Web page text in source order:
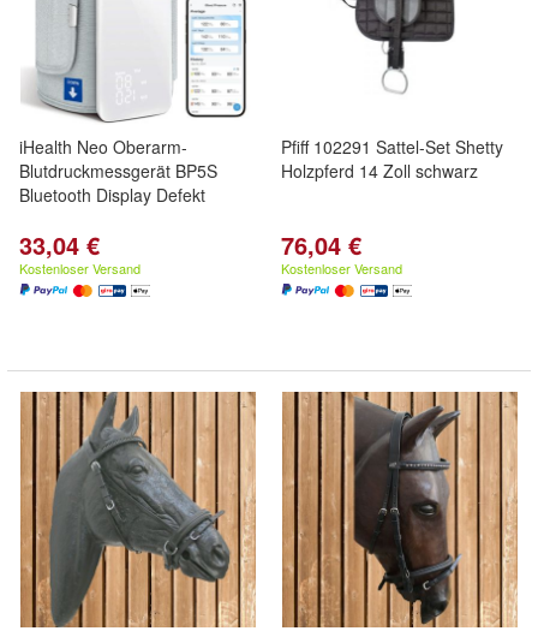
iHealth Neo Oberarm-
Blutdruckmessgerät BP5S
Bluetooth Display Defekt
33,04 €
Kostenloser Versand
Pfiff 102291 Sattel-Set Shetty
Holzpferd 14 Zoll schwarz
76,04 €
Kostenloser Versand